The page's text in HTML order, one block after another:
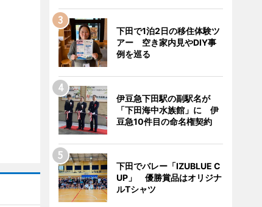
下田で1泊2日の移住体験ツ
アー 空き家内見やDIY事
例を巡る
伊豆急下田駅の副駅名が
「下田海中水族館」に 伊
豆急10件目の命名権契約
下田でバレー「IZUBLUE C
UP」 優勝賞品はオリジナ
ルTシャツ